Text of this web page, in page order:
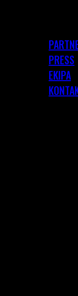
PRESS
EKIPA